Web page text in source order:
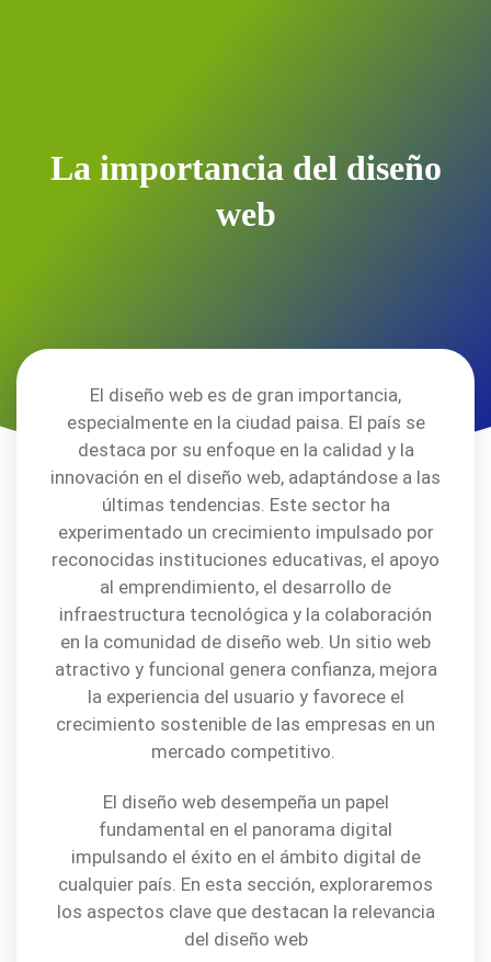
La importancia del diseño
web
El diseño web es de gran importancia,
especialmente en la ciudad paisa. El país se
destaca por su enfoque en la calidad y la
innovación en el diseño web, adaptándose a las
últimas tendencias. Este sector ha
experimentado un crecimiento impulsado por
reconocidas instituciones educativas, el apoyo
al emprendimiento, el desarrollo de
infraestructura tecnológica y la colaboración
en la comunidad de diseño web. Un sitio web
atractivo y funcional genera confianza, mejora
la experiencia del usuario y favorece el
crecimiento sostenible de las empresas en un
mercado competitivo.
El diseño web desempeña un papel
fundamental en el panorama digital
impulsando el éxito en el ámbito digital de
cualquier país. En esta sección, exploraremos
los aspectos clave que destacan la relevancia
del diseño web